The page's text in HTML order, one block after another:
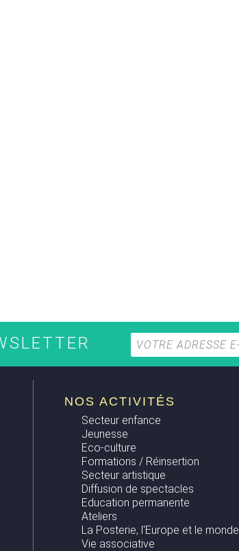
NOS ACTIVITÉS
Secteur enfance
Jeunesse
Eco-culture
Formations / Réinsertion
Secteur artistique
Diffusion de spectacles
Education permanente
Ateliers
La Posterie, l'Europe et le monde
Vie associative